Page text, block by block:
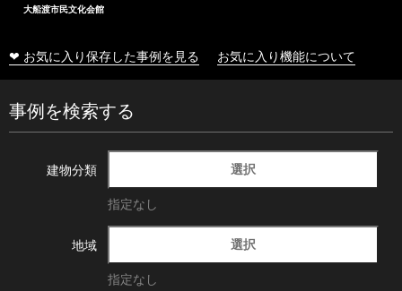
大船渡市民文化会館
❤ お気に入り保存した事例を見る お気に入り機能について
事例を検索する
建物分類 選択
指定なし
地域 選択
指定なし